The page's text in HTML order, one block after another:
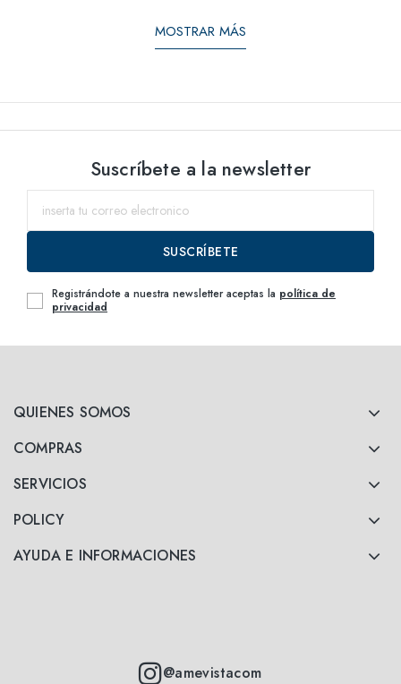
MOSTRAR MÁS
QUIENES SOMOS
COMPRAS
SERVICIOS
POLICY
AYUDA E INFORMACIONES
@amevistacom
Suscríbete a la newsletter
SUSCRÍBETE
Registrándote a nuestra newsletter aceptas la política de
privacidad